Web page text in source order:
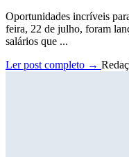
Oportunidades incríveis
feira, 22 de julho, foram
salários que ...
Ler post completo →